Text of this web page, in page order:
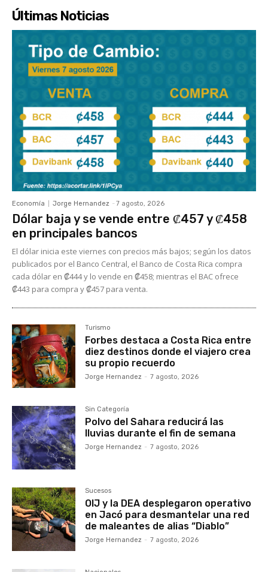
Últimas Noticias
Economía Jorge Hernandez - 7 agosto, 2026
Dólar baja y se vende entre ₡457 y ₡458
en principales bancos
El dólar inicia este viernes con precios más bajos; según los datos
publicados por el Banco Central, el Banco de Costa Rica compra
cada dólar en ₡444 y lo vende en ₡458; mientras el BAC ofrece
₡443 para compra y ₡457 para venta.
Turismo
Forbes destaca a Costa Rica entre
diez destinos donde el viajero crea
su propio recuerdo
Jorge Hernandez - 7 agosto, 2026
Sin Categoría
Polvo del Sahara reducirá las
lluvias durante el fin de semana
Jorge Hernandez - 7 agosto, 2026
Sucesos
OIJ y la DEA desplegaron operativo
en Jacó para desmantelar una red
de maleantes de alias “Diablo”
Jorge Hernandez - 7 agosto, 2026